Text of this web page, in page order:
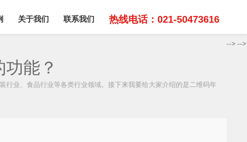
关于我们 联系我们 热线电话：021-50473616
能？
行业、食品行业等各类行业领域。接下来我要给大家介绍的是二维码年
--> -->